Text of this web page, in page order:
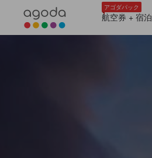
アゴダパック
航空券 + 宿泊